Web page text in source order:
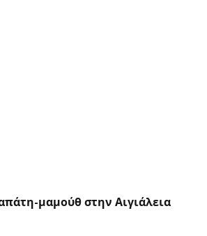
μαμούθ στην Αιγιάλεια